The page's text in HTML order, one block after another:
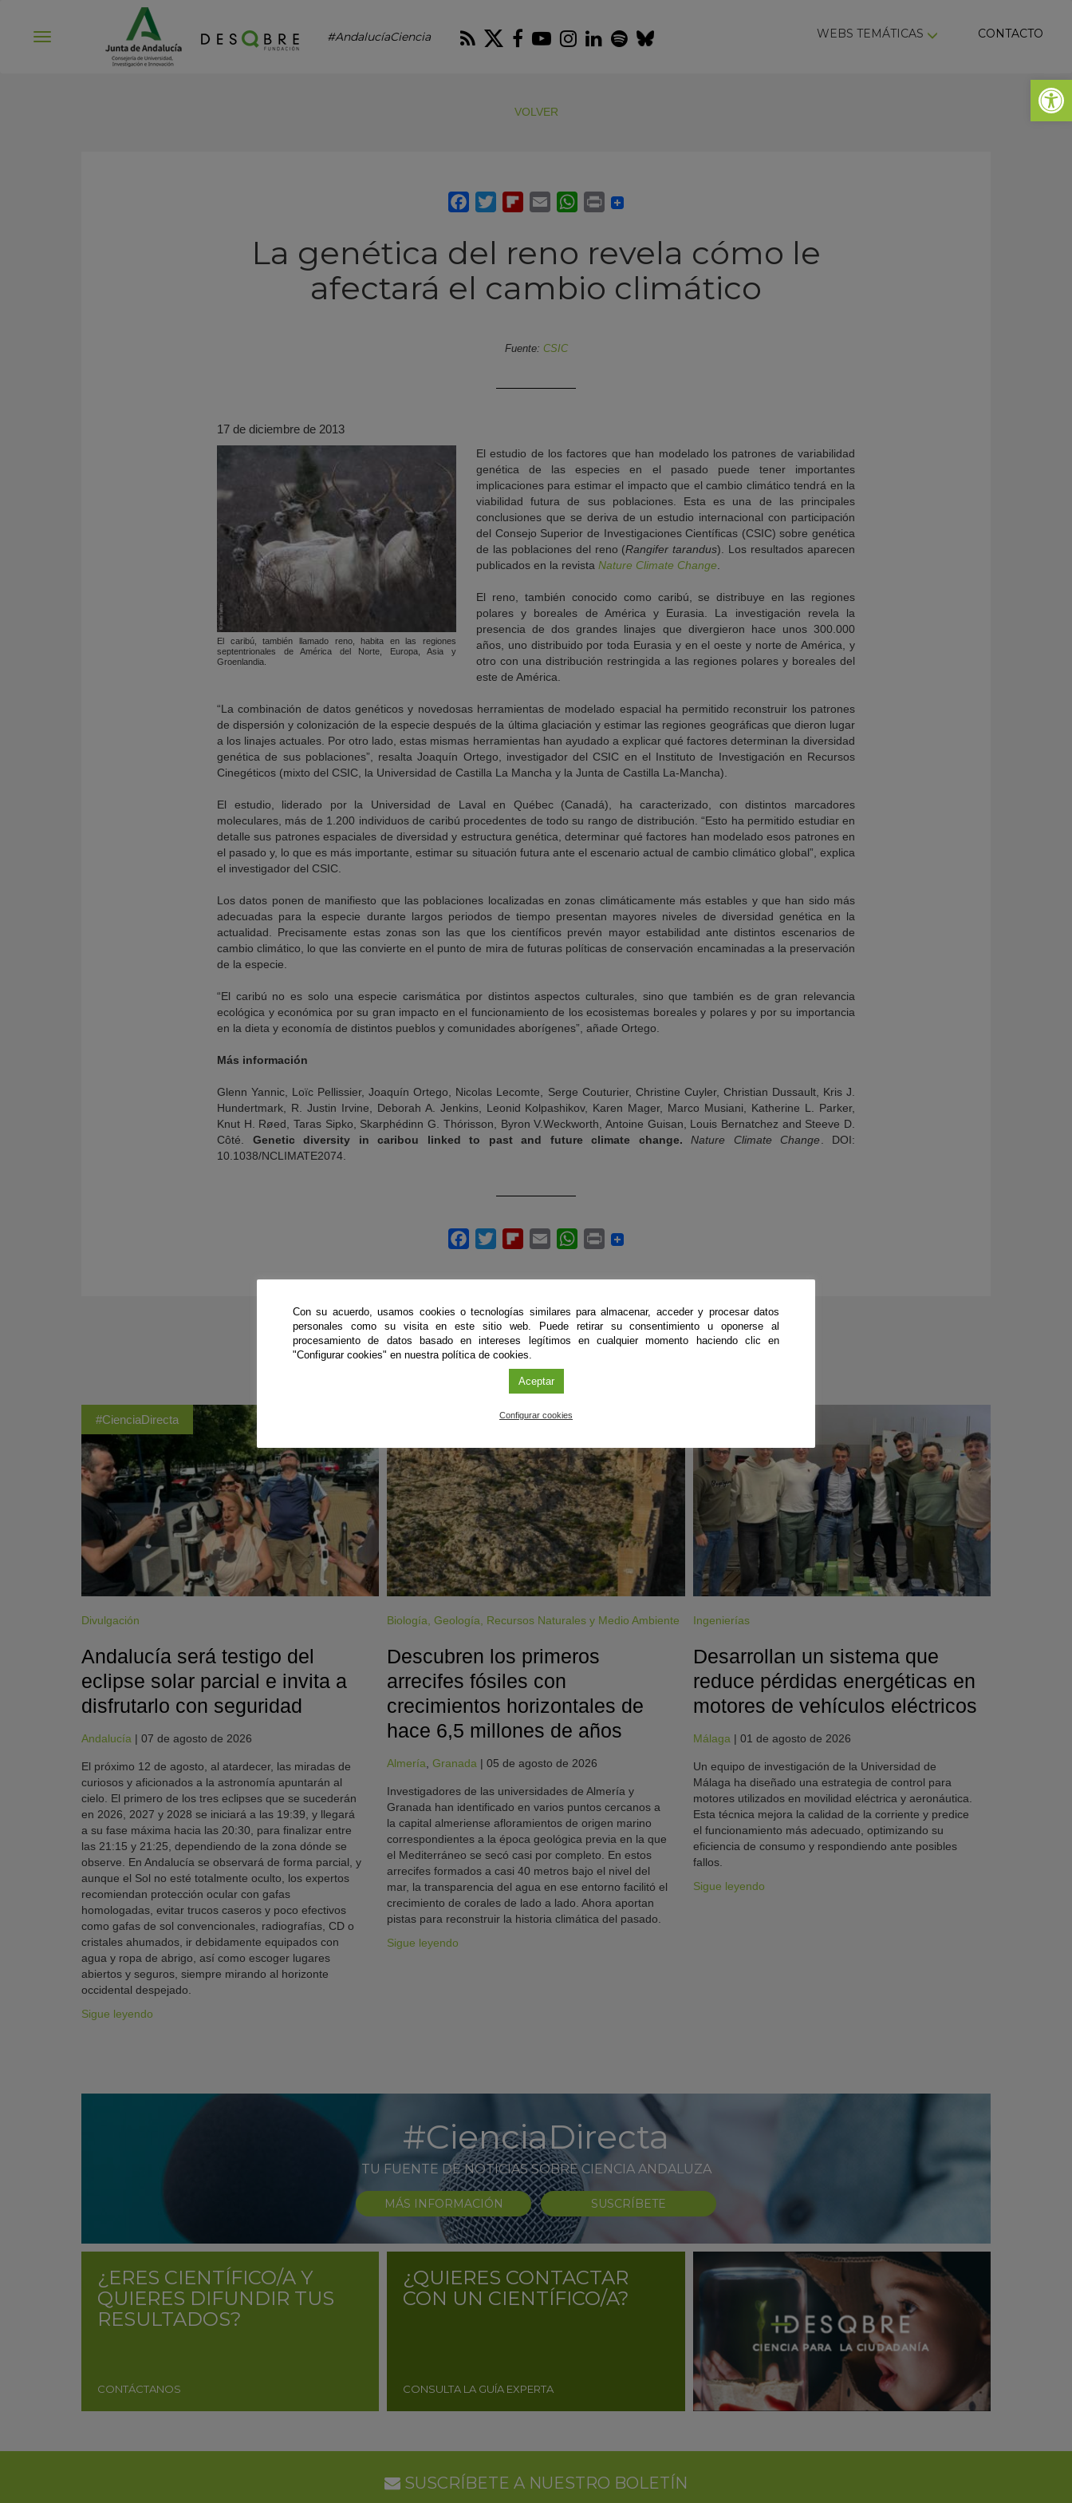
Abrir
#AndalucíaCiencia RSS Twitter
Facebook
Youtube
Instagram
LinkedIn
Spotify
Bluesky WEBS TEMÁTICAS CONTACTO
VOLVER
La genética del reno revela cómo le
afectará el cambio climático
Fuente: CSIC
17 de diciembre de 2013
El caribú, también llamado reno, habita en las regiones
septentrionales de América del Norte, Europa, Asia y
Groenlandia.
El estudio de los factores que han modelado los patrones de variabilidad
genética de las especies en el pasado puede tener importantes
implicaciones para estimar el impacto que el cambio climático tendrá en la
viabilidad futura de sus poblaciones. Esta es una de las principales
conclusiones que se deriva de un estudio internacional con participación
del Consejo Superior de Investigaciones Científicas (CSIC) sobre genética
de las poblaciones del reno (Rangifer tarandus). Los resultados aparecen
publicados en la revista Nature Climate Change
El reno, también conocido como caribú, se distribuye en las regiones
polares y boreales de América y Eurasia. La investigación revela la
presencia de dos grandes linajes que divergieron hace unos 300.000
años, uno distribuido por toda Eurasia y en el oeste y norte de América, y
otro con una distribución restringida a las regiones polares y boreales del
este de América.
“La combinación de datos genéticos y novedosas herramientas de modelado espacial ha permitido reconstruir los patrones
de dispersión y colonización de la especie después de la última glaciación y estimar las regiones geográficas que dieron lugar
a los linajes actuales. Por otro lado, estas mismas herramientas han ayudado a explicar qué factores determinan la diversidad
genética de sus poblaciones”, resalta Joaquín Ortego, investigador del CSIC en el Instituto de Investigación en Recursos
Cinegéticos (mixto del CSIC, la Universidad de Castilla La Mancha y la Junta de Castilla La-Mancha).
El estudio, liderado por la Universidad de Laval en Québec (Canadá), ha caracterizado, con distintos marcadores
moleculares, más de 1.200 individuos de caribú procedentes de todo su rango de distribución. “Esto ha permitido estudiar en
detalle sus patrones espaciales de diversidad y estructura genética, determinar qué factores han modelado esos patrones en
el pasado y, lo que es más importante, estimar su situación futura ante el escenario actual de cambio climático global”, explica
el investigador del CSIC.
Los datos ponen de manifiesto que las poblaciones localizadas en zonas climáticamente más estables y que han sido más
adecuadas para la especie durante largos periodos de tiempo presentan mayores niveles de diversidad genética en la
actualidad. Precisamente estas zonas son las que los científicos prevén mayor estabilidad ante distintos escenarios de
cambio climático, lo que las convierte en el punto de mira de futuras políticas de conservación encaminadas a la preservación
de la especie.
“El caribú no es solo una especie carismática por distintos aspectos culturales, sino que también es de gran relevancia
ecológica y económica por su gran impacto en el funcionamiento de los ecosistemas boreales y polares y por su importancia
en la dieta y economía de distintos pueblos y comunidades aborígenes”, añade Ortego.
Más información
Glenn Yannic, Loïc Pellissier, Joaquín Ortego, Nicolas Lecomte, Serge Couturier, Christine Cuyler, Christian Dussault, Kris J.
Hundertmark, R. Justin Irvine, Deborah A. Jenkins, Leonid Kolpashikov, Karen Mager, Marco Musiani, Katherine L. Parker,
Knut H. Røed, Taras Sipko, Skarphédinn G. Thórisson, Byron V.Weckworth, Antoine Guisan, Louis Bernatchez and Steeve D.
Côté. Genetic diversity in caribou linked to past and future climate change.Nature Climate Change . DOI:
10.1038/NCLIMATE2074.
ÚLTIMAS PUBLICACIONES
#CienciaDirecta
Divulgación
Andalucía será testigo del
eclipse solar parcial e invita a
disfrutarlo con seguridad
Andalucía | 07 de agosto de 2026
El próximo 12 de agosto, al atardecer, las miradas de
curiosos y aficionados a la astronomía apuntarán al
cielo. El primero de los tres eclipses que se sucederán
en 2026, 2027 y 2028 se iniciará a las 19:39, y llegará
a su fase máxima hacia las 20:30, para finalizar entre
las 21:15 y 21:25, dependiendo de la zona dónde se
observe. En Andalucía se observará de forma parcial, y
aunque el Sol no esté totalmente oculto, los expertos
recomiendan protección ocular con gafas
homologadas, evitar trucos caseros y poco efectivos
como gafas de sol convencionales, radiografías, CD o
cristales ahumados, ir debidamente equipados con
agua y ropa de abrigo, así como escoger lugares
abiertos y seguros, siempre mirando al horizonte
occidental despejado.
Sigue leyendo
Biología ,Geología Recursos Naturales y Medio Ambiente
Descubren los primeros
arrecifes fósiles con
crecimientos horizontales de
hace 6,5 millones de años
Almería ,Granada |05 de agosto de 2026
Investigadores de las universidades de Almería y
Granada han identificado en varios puntos cercanos a
la capital almeriense afloramientos de origen marino
correspondientes a la época geológica previa en la que
el Mediterráneo se secó casi por completo. En estos
arrecifes formados a casi 40 metros bajo el nivel del
mar, la transparencia del agua en ese entorno facilitó el
crecimiento de corales de lado a lado. Ahora aportan
pistas para reconstruir la historia climática del pasado.
Sigue leyendo
Ingenierías
Desarrollan un sistema que
reduce pérdidas energéticas en
motores de vehículos eléctricos
Málaga | 01 de agosto de 2026
Un equipo de investigación de la Universidad de
Málaga ha diseñado una estrategia de control para
motores utilizados en movilidad eléctrica y aeronáutica.
Esta técnica mejora la calidad de la corriente y predice
el funcionamiento más adecuado, optimizando su
eficiencia de consumo y respondiendo ante posibles
fallos.
Sigue leyendo
#CienciaDirecta
TU FUENTE DE NOTICIAS SOBRE CIENCIA ANDALUZA
MÁS INFORMACIÓN SUSCRÍBETE
¿ERES CIENTÍFICO/A Y
QUIERES DIFUNDIR TUS
RESULTADOS?
CONTÁCTANOS
¿QUIERES CONTACTAR
CON UN CIENTÍFICO/A?
CONSULTA LA GUÍA EXPERTA
SUSCRÍBETE A NUESTRO BOLETÍN
Con su acuerdo, usamos cookies o tecnologías similares para almacenar, acceder y procesar datos
personales como su visita en este sitio web. Puede retirar su consentimiento u oponerse al
procesamiento de datos basado en intereses legítimos en cualquier momento haciendo clic en
"Configurar cookies" en nuestra política de cookies.
Aceptar
Configurar cookies